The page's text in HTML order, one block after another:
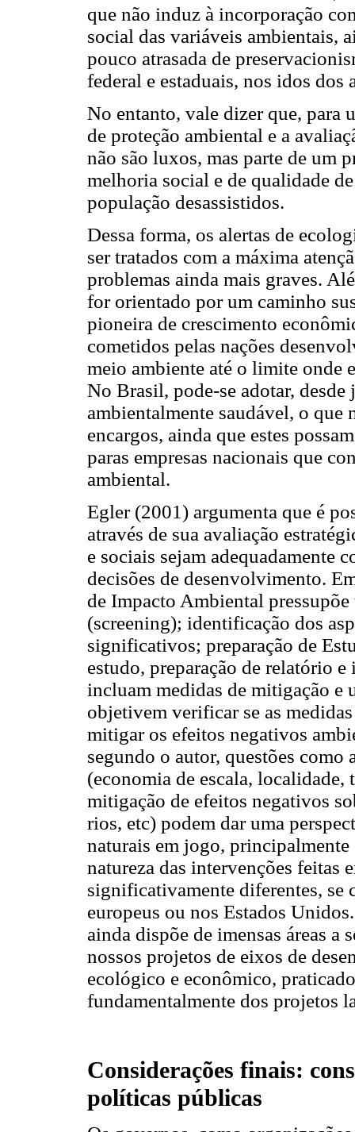
que não induz à incorporação
social das variáveis ambientais,
pouco atrasada de
federal e estaduais, nos idos dos
No entanto, vale dizer que, para
de proteção ambiental e a
não são luxos, mas parte de um
melhoria social e de qualidade
população desassistidos.
Dessa forma, os alertas de
ser tratados com a máxima
problemas ainda mais graves.
for orientado por um caminho
pioneira de crescimento
cometidos pelas nações
meio ambiente até o limite onde
No Brasil, pode-se adotar,
ambientalmente saudável, o que
encargos, ainda que estes
paras empresas nacionais que
ambiental.
Egler (2001) argumenta que é
através de sua avaliação
e sociais sejam adequadamente
decisões de desenvolvimento.
de Impacto Ambiental
(screening); identificação dos
significativos; preparação de
estudo, preparação de relatório
incluam medidas de mitigação e
objetivem verificar se as
mitigar os efeitos negativos
segundo o autor, questões como
(economia de escala, localidade,
mitigação de efeitos negativos
rios, etc) podem dar uma
naturais em jogo, principalmente
natureza das intervenções feitas
significativamente diferentes, se
europeus ou nos Estados
ainda dispõe de imensas áreas a
nossos projetos de eixos de
ecológico e econômico,
fundamentalmente dos projetos
Considerações finais:
políticas públicas